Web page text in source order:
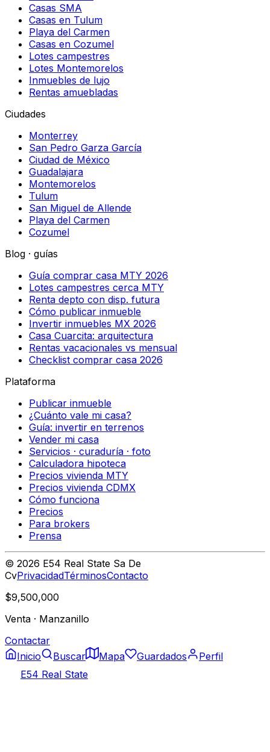
Casas SMA
Casas en Tulum
Playa del Carmen
Casas en Cozumel
Lotes campestres
Lotes Montemorelos
Inmuebles de lujo
Rentas amuebladas
Ciudades
Monterrey
San Pedro Garza García
Ciudad de México
Guadalajara
Montemorelos
Tulum
San Miguel de Allende
Playa del Carmen
Cozumel
Blog · guías
Guía comprar casa MTY 2026
Lotes campestres cerca MTY
Renta depto con disp. futura
Cómo publicar inmueble
Invertir inmuebles MX 2026
Casa Cuarcita: arquitectura
Rentas vacacionales vs mensual
Checklist comprar casa 2026
Plataforma
Publicar inmueble
¿Cuánto vale mi casa?
Guía: invertir en terrenos
Vender mi casa
Servicios · curaduría · foto
Calculadora hipoteca
Precios vivienda MTY
Precios vivienda CDMX
Cómo funciona
Precios
Para brokers
Prensa
© 2026 E54 Real State Sa De
CvPrivacidadTérminosContacto
$9,500,000
Venta · Manzanillo
Contactar
Inicio
Buscar Mapa Guardados
Perfil
E54 Real State